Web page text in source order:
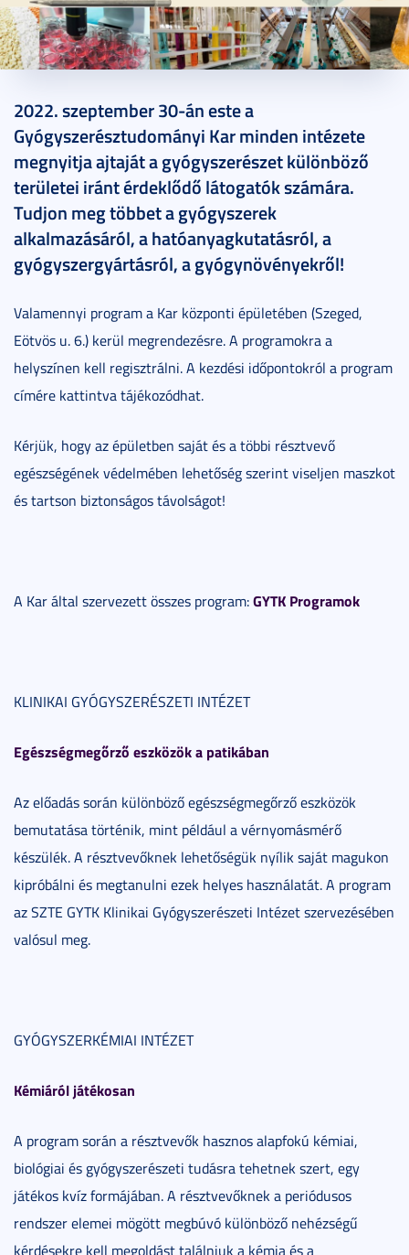
2022. szeptember 30-án este a
Gyógyszerésztudományi Kar minden intézete
megnyitja ajtaját a gyógyszerészet különböző
területei iránt érdeklődő látogatók számára.
Tudjon meg többet a gyógyszerek
alkalmazásáról, a hatóanyagkutatásról, a
gyógyszergyártásról, a gyógynövényekről!
Valamennyi program a Kar központi épületében (Szeged,
Eötvös u. 6.) kerül megrendezésre. A programokra a
helyszínen kell regisztrálni. A kezdési időpontokról a program
címére kattintva tájékozódhat.
Kérjük, hogy az épületben saját és a többi résztvevő
egészségének védelmében lehetőség szerint viseljen maszkot
és tartson biztonságos távolságot!
A Kar által szervezett összes program:GYTK Programok
KLINIKAI GYÓGYSZERÉSZETI INTÉZET
Egészségmegőrző eszközök a patikában
Az előadás során különböző egészségmegőrző eszközök
bemutatása történik, mint például a vérnyomásmérő
készülék. A résztvevőknek lehetőségük nyílik saját magukon
kipróbálni és megtanulni ezek helyes használatát. A program
az SZTE GYTK Klinikai Gyógyszerészeti Intézet szervezésében
valósul meg.
GYÓGYSZERKÉMIAI INTÉZET
Kémiáról játékosan
A program során a résztvevők hasznos alapfokú kémiai,
biológiai és gyógyszerészeti tudásra tehetnek szert, egy
játékos kvíz formájában. A résztvevőknek a periódusos
rendszer elemei mögött megbúvó különböző nehézségű
kérdésekre kell megoldást találniuk a kémia és a